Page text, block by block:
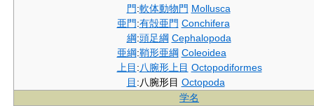
門:軟体動物門 Mollusca
亜門:有殻亜門 Conchifera
綱:頭足綱 Cephalopoda
亜綱:鞘形亜綱 Coleoidea
上目 :八腕形上目 Octopodiformes
目 :八腕形目 Octopoda
学名